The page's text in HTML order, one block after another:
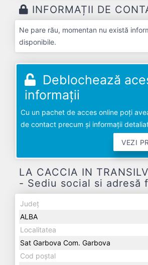
INFORMAȚII DE
Ne pare rău, momentan nu există
disponibile.
Deblochează
informații
Cu un pachet de acces online poți
de contact precum și informații
VEZI
LA CACCIA IN
- Sediu social si adresă
Județ
ALBA
Localitatea
Sat Garbova Com. Garbova
Cod poștal